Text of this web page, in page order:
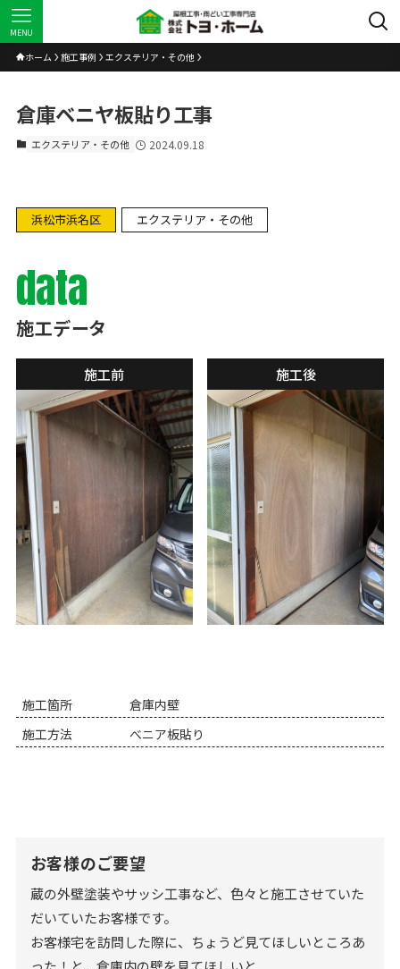
MENU
ホーム 施工事例 エクステリア・その他
倉庫ベニヤ板貼り工事
エクステリア・その他 2024.09.18
浜松市浜名区 エクステリア・その他
data
施工データ
施工前 施工後
施工箇所
倉庫内壁
施工方法
べニア板貼り
お客様のご要望
蔵の外壁塗装やサッシ工事など、色々と施工させていた
だいていたお客様です。
お客様宅を訪問した際に、ちょうど見てほしいところあ